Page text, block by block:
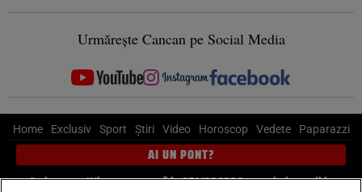
Urmărește Cancan pe Social Media
Home Exclusiv Sport Știri Video Horoscop Vedete Paparazzi
AI UN PONT?
Scrie-ne pe Whatsapp, sună la 0741226226 sau trimite mail la